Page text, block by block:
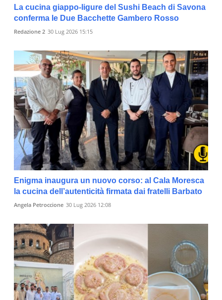
La cucina giappo-ligure del Sushi Beach di Savona
conferma le Due Bacchette Gambero Rosso
Redazione 2 30 Lug 2026 15:15
Enigma inaugura un nuovo corso: al Cala Moresca
la cucina dell’autenticità firmata dai fratelli Barbato
Angela Petroccione 30 Lug 2026 12:08